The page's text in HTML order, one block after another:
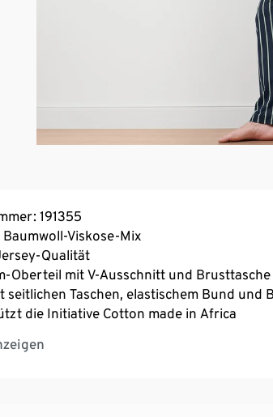
191355
Baumwoll-Viskose-Mix
Qualität
Oberteil mit V-Ausschnitt und Brusttasche
seitlichen Taschen, elastischem Bund und
die Initiative Cotton made in Africa
unterstützt die Farmer*innen.